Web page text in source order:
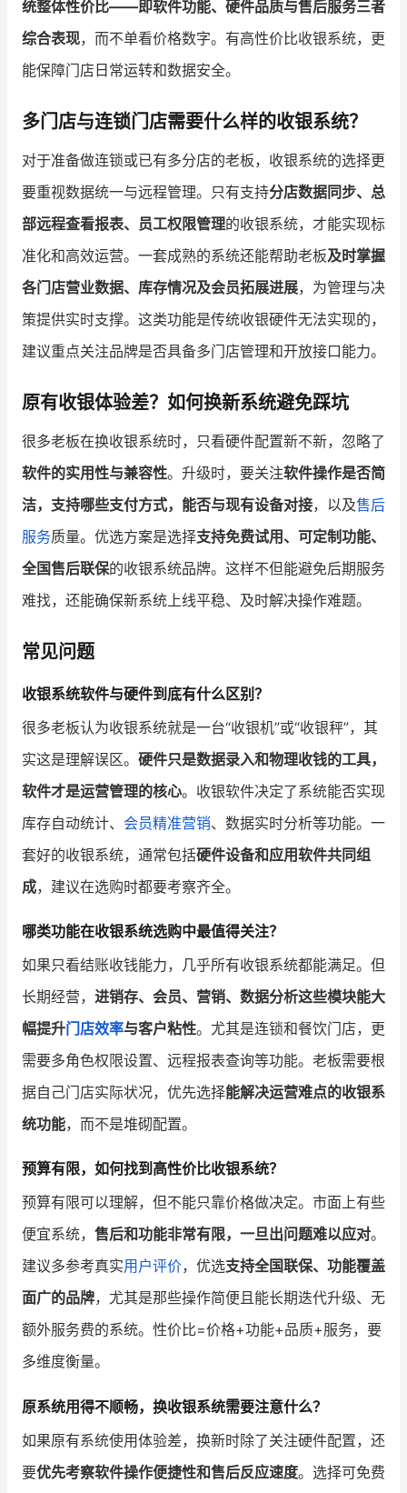
统整体性价比——即软件功能、硬件品质与售后服务三者
综合表现，而不单看价格数字。有高性价比收银系统，更
能保障门店日常运转和数据安全。
多门店与连锁门店需要什么样的收银系统？
对于准备做连锁或已有多分店的老板，收银系统的选择更
要重视数据统一与远程管理。只有支持分店数据同步、总
部远程查看报表、员工权限管理的收银系统，才能实现标
准化和高效运营。一套成熟的系统还能帮助老板及时掌握
各门店营业数据、库存情况及会员拓展进展，为管理与决
策提供实时支撑。这类功能是传统收银硬件无法实现的，
建议重点关注品牌是否具备多门店管理和开放接口能力。
原有收银体验差？如何换新系统避免踩坑
很多老板在换收银系统时，只看硬件配置新不新，忽略了
软件的实用性与兼容性。升级时，要关注软件操作是否简
洁，支持哪些支付方式，能否与现有设备对接，以及售后
服务质量。优选方案是选择支持免费试用、可定制功能、
全国售后联保的收银系统品牌。这样不但能避免后期服务
难找，还能确保新系统上线平稳、及时解决操作难题。
常见问题
收银系统软件与硬件到底有什么区别？
很多老板认为收银系统就是一台“收银机”或“收银秤”，其
实这是理解误区。 硬件只是数据录入和物理收钱的工具，
软件才是运营管理的核心。收银软件决定了系统能否实现
库存自动统计、 会员精准营销、数据实时分析等功能。一
套好的收银系统，通常包括硬件设备和应用软件共同组
成，建议在选购时都要考察齐全。
哪类功能在收银系统选购中最值得关注？
如果只看结账收钱能力，几乎所有收银系统都能满足。但
长期经营， 进销存、会员、营销、数据分析这些模块能大
幅提升门店效率与客户粘性。尤其是连锁和餐饮门店，更
需要多角色权限设置、远程报表查询等功能。老板需要根
据自己门店实际状况，优先选择能解决运营难点的收银系
统功能，而不是堆砌配置。
预算有限，如何找到高性价比收银系统？
预算有限可以理解，但不能只靠价格做决定。市面上有些
便宜系统， 售后和功能非常有限，一旦出问题难以应对。
建议多参考真实用户评价，优选支持全国联保、功能覆盖
面广的品牌，尤其是那些操作简便且能长期迭代升级、无
额外服务费的系统。性价比=价格+功能+品质+服务，要
多维度衡量。
原系统用得不顺畅，换收银系统需要注意什么？
如果原有系统使用体验差，换新时除了关注硬件配置，还
要优先考察软件操作便捷性和售后反应速度。选择可免费